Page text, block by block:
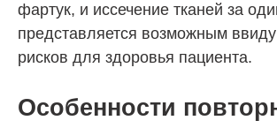
фартук, и иссечение тканей за
представляется возможным
рисков для здоровья пациента.
Особенности